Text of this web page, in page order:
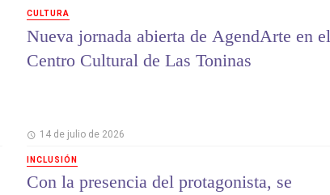
CULTURA
Nueva jornada abierta de AgendArte en el
Centro Cultural de Las Toninas
14 de julio de 2026
INCLUSIÓN
Con la presencia del protagonista, se